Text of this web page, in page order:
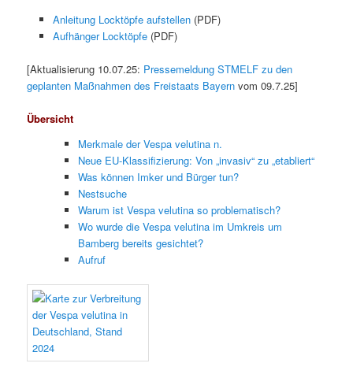
Anleitung Locktöpfe aufstellen(PDF)
Aufhänger Locktöpfe(PDF)
[Aktualisierung 10.07.25: Pressemeldung STMELF zu den
geplanten Maßnahmen des Freistaats Bayern vom 09.7.25]
Übersicht
Merkmale der Vespa velutina n.
Neue EU-Klassifizierung: Von „invasiv“ zu „etabliert“
Was können Imker und Bürger tun?
Nestsuche
Warum ist Vespa velutina so problematisch?
Wo wurde die Vespa velutina im Umkreis um
Bamberg bereits gesichtet?
Aufruf